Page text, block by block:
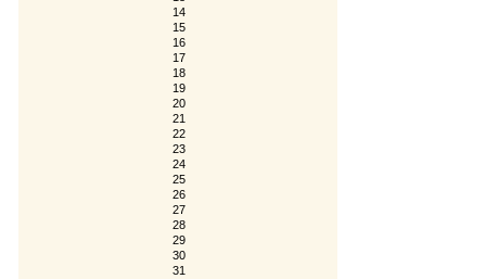
14
15
16
17
18
19
20
21
22
23
24
25
26
27
28
29
30
31